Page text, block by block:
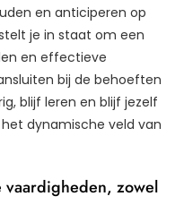
en anticiperen op
je in staat om een
en effectieve
bij de behoeften
blijf leren en blijf jezelf
dynamische veld van
vaardigheden, zowel